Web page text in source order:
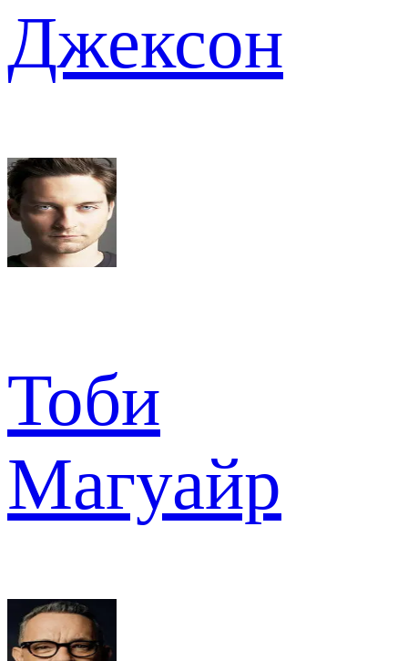
Джексон
Тоби
Магуайр